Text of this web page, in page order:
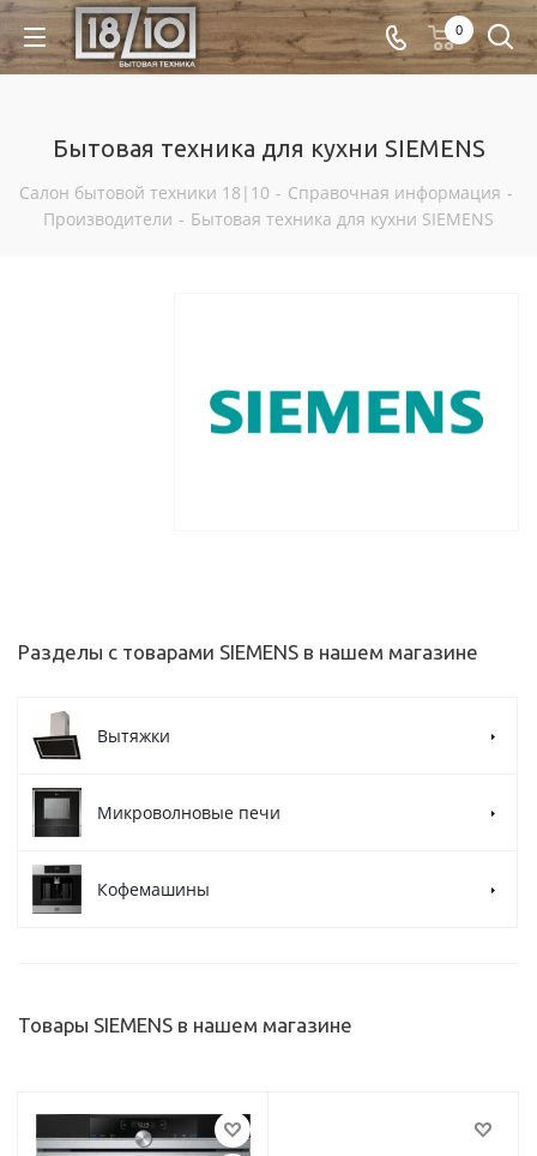
0
Бытовая техника для кухни SIEMENS
Салон бытовой техники 18|10 - Справочная информация -
Производители - Бытовая техника для кухни SIEMENS
Разделы с товарами SIEMENS в нашем магазине
Вытяжки
Микроволновые печи
Кофемашины
Товары SIEMENS в нашем магазине